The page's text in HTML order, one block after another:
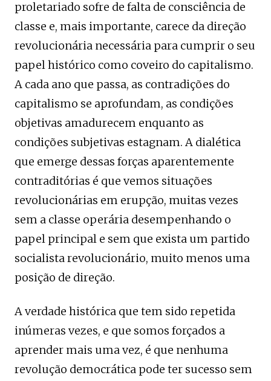
proletariado sofre de falta de consciência de
classe e, mais importante, carece da direção
revolucionária necessária para cumprir o seu
papel histórico como coveiro do capitalismo.
A cada ano que passa, as contradições do
capitalismo se aprofundam, as condições
objetivas amadurecem enquanto as
condições subjetivas estagnam. A dialética
que emerge dessas forças aparentemente
contraditórias é que vemos situações
revolucionárias em erupção, muitas vezes
sem a classe operária desempenhando o
papel principal e sem que exista um partido
socialista revolucionário, muito menos uma
posição de direção.
A verdade histórica que tem sido repetida
inúmeras vezes, e que somos forçados a
aprender mais uma vez, é que nenhuma
revolução democrática pode ter sucesso sem